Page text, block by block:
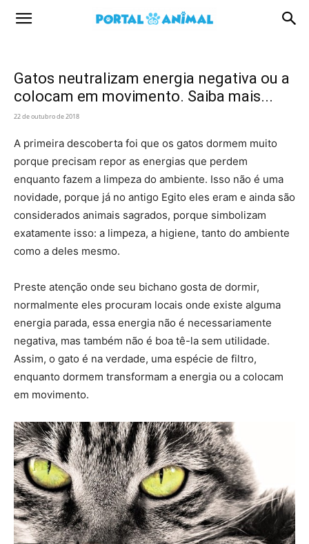
Portal
Gatos neutralizam energia negativa ou a
colocam em movimento. Saiba mais...
22 de outubro de 2018
A primeira descoberta foi que os gatos dormem muito
porque precisam repor as energias que perdem
enquanto fazem a limpeza do ambiente. Isso não é uma
novidade, porque já no antigo Egito eles eram e ainda são
considerados animais sagrados, porque simbolizam
exatamente isso: a limpeza, a higiene, tanto do ambiente
como a deles mesmo.
Preste atenção onde seu bichano gosta de dormir,
normalmente eles procuram locais onde existe alguma
energia parada, essa energia não é necessariamente
negativa, mas também não é boa tê-la sem utilidade.
Assim, o gato é na verdade, uma espécie de filtro,
enquanto dormem transformam a energia ou a colocam
em movimento.